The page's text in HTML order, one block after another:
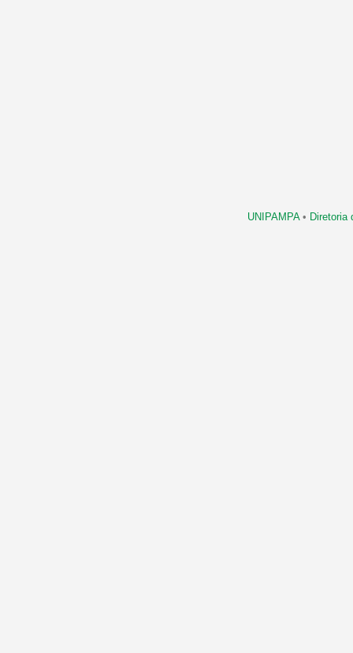
UNIPAMPA• Diretoria